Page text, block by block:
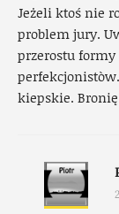
Jeżeli ktoś nie
problem jury.
przerostu
kiepskie.